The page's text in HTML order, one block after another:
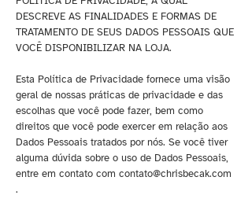
DESCREVE AS FINALIDADES E FORMAS DE
TRATAMENTO DE SEUS DADOS PESSOAIS QUE
VOCÊ DISPONIBILIZAR NA LOJA.
Esta Política de Privacidade fornece uma visão
geral de nossas práticas de privacidade e das
escolhas que você pode fazer, bem como
direitos que você pode exercer em relação aos
Dados Pessoais tratados por nós. Se você tiver
alguma dúvida sobre o uso de Dados Pessoais,
entre em contato com contato@chrisbecak.com
.